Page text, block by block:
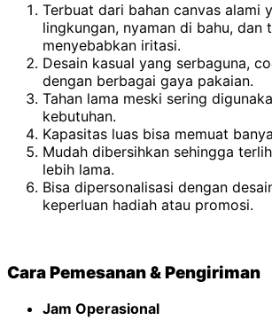
Terbuat dari bahan canvas alami
lingkungan, nyaman di bahu, dan
menyebabkan iritasi.
Desain kasual yang serbaguna,
dengan berbagai gaya pakaian.
Tahan lama meski sering
kebutuhan.
Kapasitas luas bisa memuat
Mudah dibersihkan sehingga
lebih lama.
Bisa dipersonalisasi dengan
keperluan hadiah atau promosi.
Cara Pemesanan & Pengiriman
Jam Operasional